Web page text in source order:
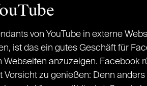
von YouTube in externe
ist das ein gutes Geschäft für
anzuzeigen. Facebook
zu genießen: Denn